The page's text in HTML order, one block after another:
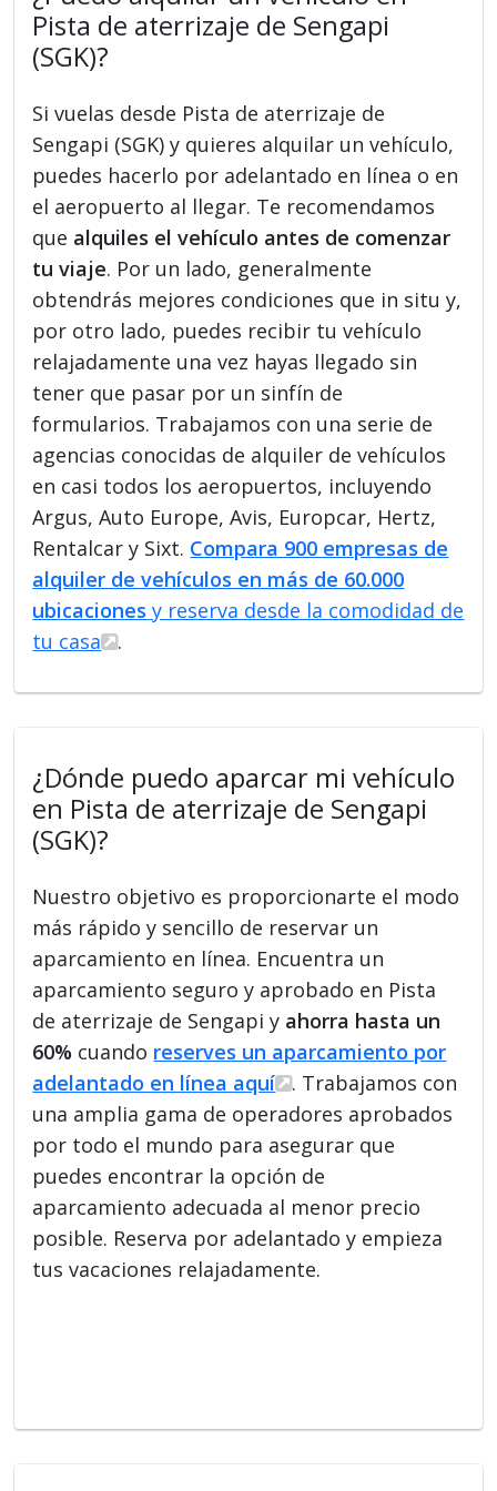
Pista de aterrizaje de Sengapi
(SGK)?
Si vuelas desde Pista de aterrizaje de
Sengapi (SGK) y quieres alquilar un vehículo,
puedes hacerlo por adelantado en línea o en
el aeropuerto al llegar. Te recomendamos
que alquiles el vehículo antes de comenzar
tu viaje. Por un lado, generalmente
obtendrás mejores condiciones que in situ y,
por otro lado, puedes recibir tu vehículo
relajadamente una vez hayas llegado sin
tener que pasar por un sinfín de
formularios. Trabajamos con una serie de
agencias conocidas de alquiler de vehículos
en casi todos los aeropuertos, incluyendo
Argus, Auto Europe, Avis, Europcar, Hertz,
Rentalcar y Sixt. Compara 900 empresas de
alquiler de vehículos en más de 60.000
ubicaciones y reserva desde la comodidad de
tu casa
.
¿Dónde puedo aparcar mi vehículo
en Pista de aterrizaje de Sengapi
(SGK)?
Nuestro objetivo es proporcionarte el modo
más rápido y sencillo de reservar un
aparcamiento en línea. Encuentra un
aparcamiento seguro y aprobado en Pista
de aterrizaje de Sengapi y ahorra hasta un
60% cuando reserves un aparcamiento por
adelantado en línea aquí
. Trabajamos con
una amplia gama de operadores aprobados
por todo el mundo para asegurar que
puedes encontrar la opción de
aparcamiento adecuada al menor precio
posible. Reserva por adelantado y empieza
tus vacaciones relajadamente.